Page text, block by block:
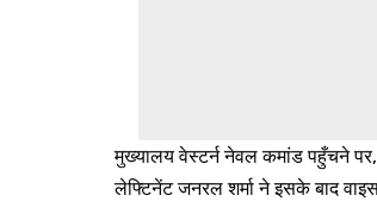
मुख्यालय वेस्टर्न नेवल कमांड पहुँचने
लेफ्टिनेंट जनरल शर्मा ने इसके बाद